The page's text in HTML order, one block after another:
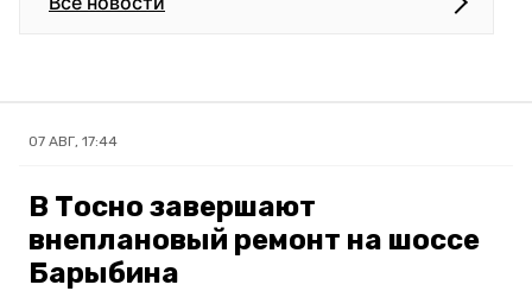
07 АВГ, 17:44
В Тосно завершают
внеплановый ремонт на шоссе
Барыбина